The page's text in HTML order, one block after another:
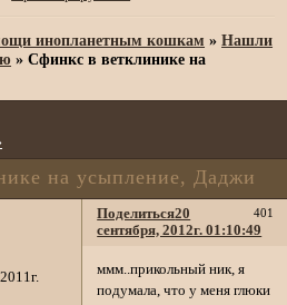
инопланетным кошкам »Нашли
»Сфинкс в ветклинике на
на усыпление, Даджи
Поделиться 401
20
сентября, 2012г. 01:10:49
ммм..прикольный ник, я
подумала, что у меня глюки